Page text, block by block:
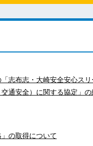
志布志・大崎安全安心ス
通安全）に関する協定」
」の取得について